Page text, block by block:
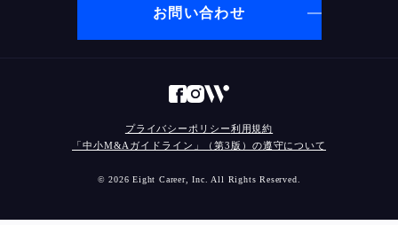
お問い合わせ
プライバシーポリシー利用規約
「中小M&Aガイドライン」（第3版）の遵守について
© 2026 Eight Career, Inc. All Rights Reserved.